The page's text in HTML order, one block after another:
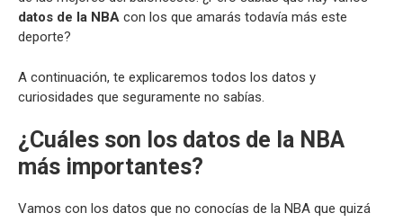
datos de la NBA con los que amarás todavía más este
deporte?
A continuación, te explicaremos todos los datos y
curiosidades que seguramente no sabías.
¿Cuáles son los datos de la NBA
más importantes?
Vamos con los datos que no conocías de la NBA que quizá